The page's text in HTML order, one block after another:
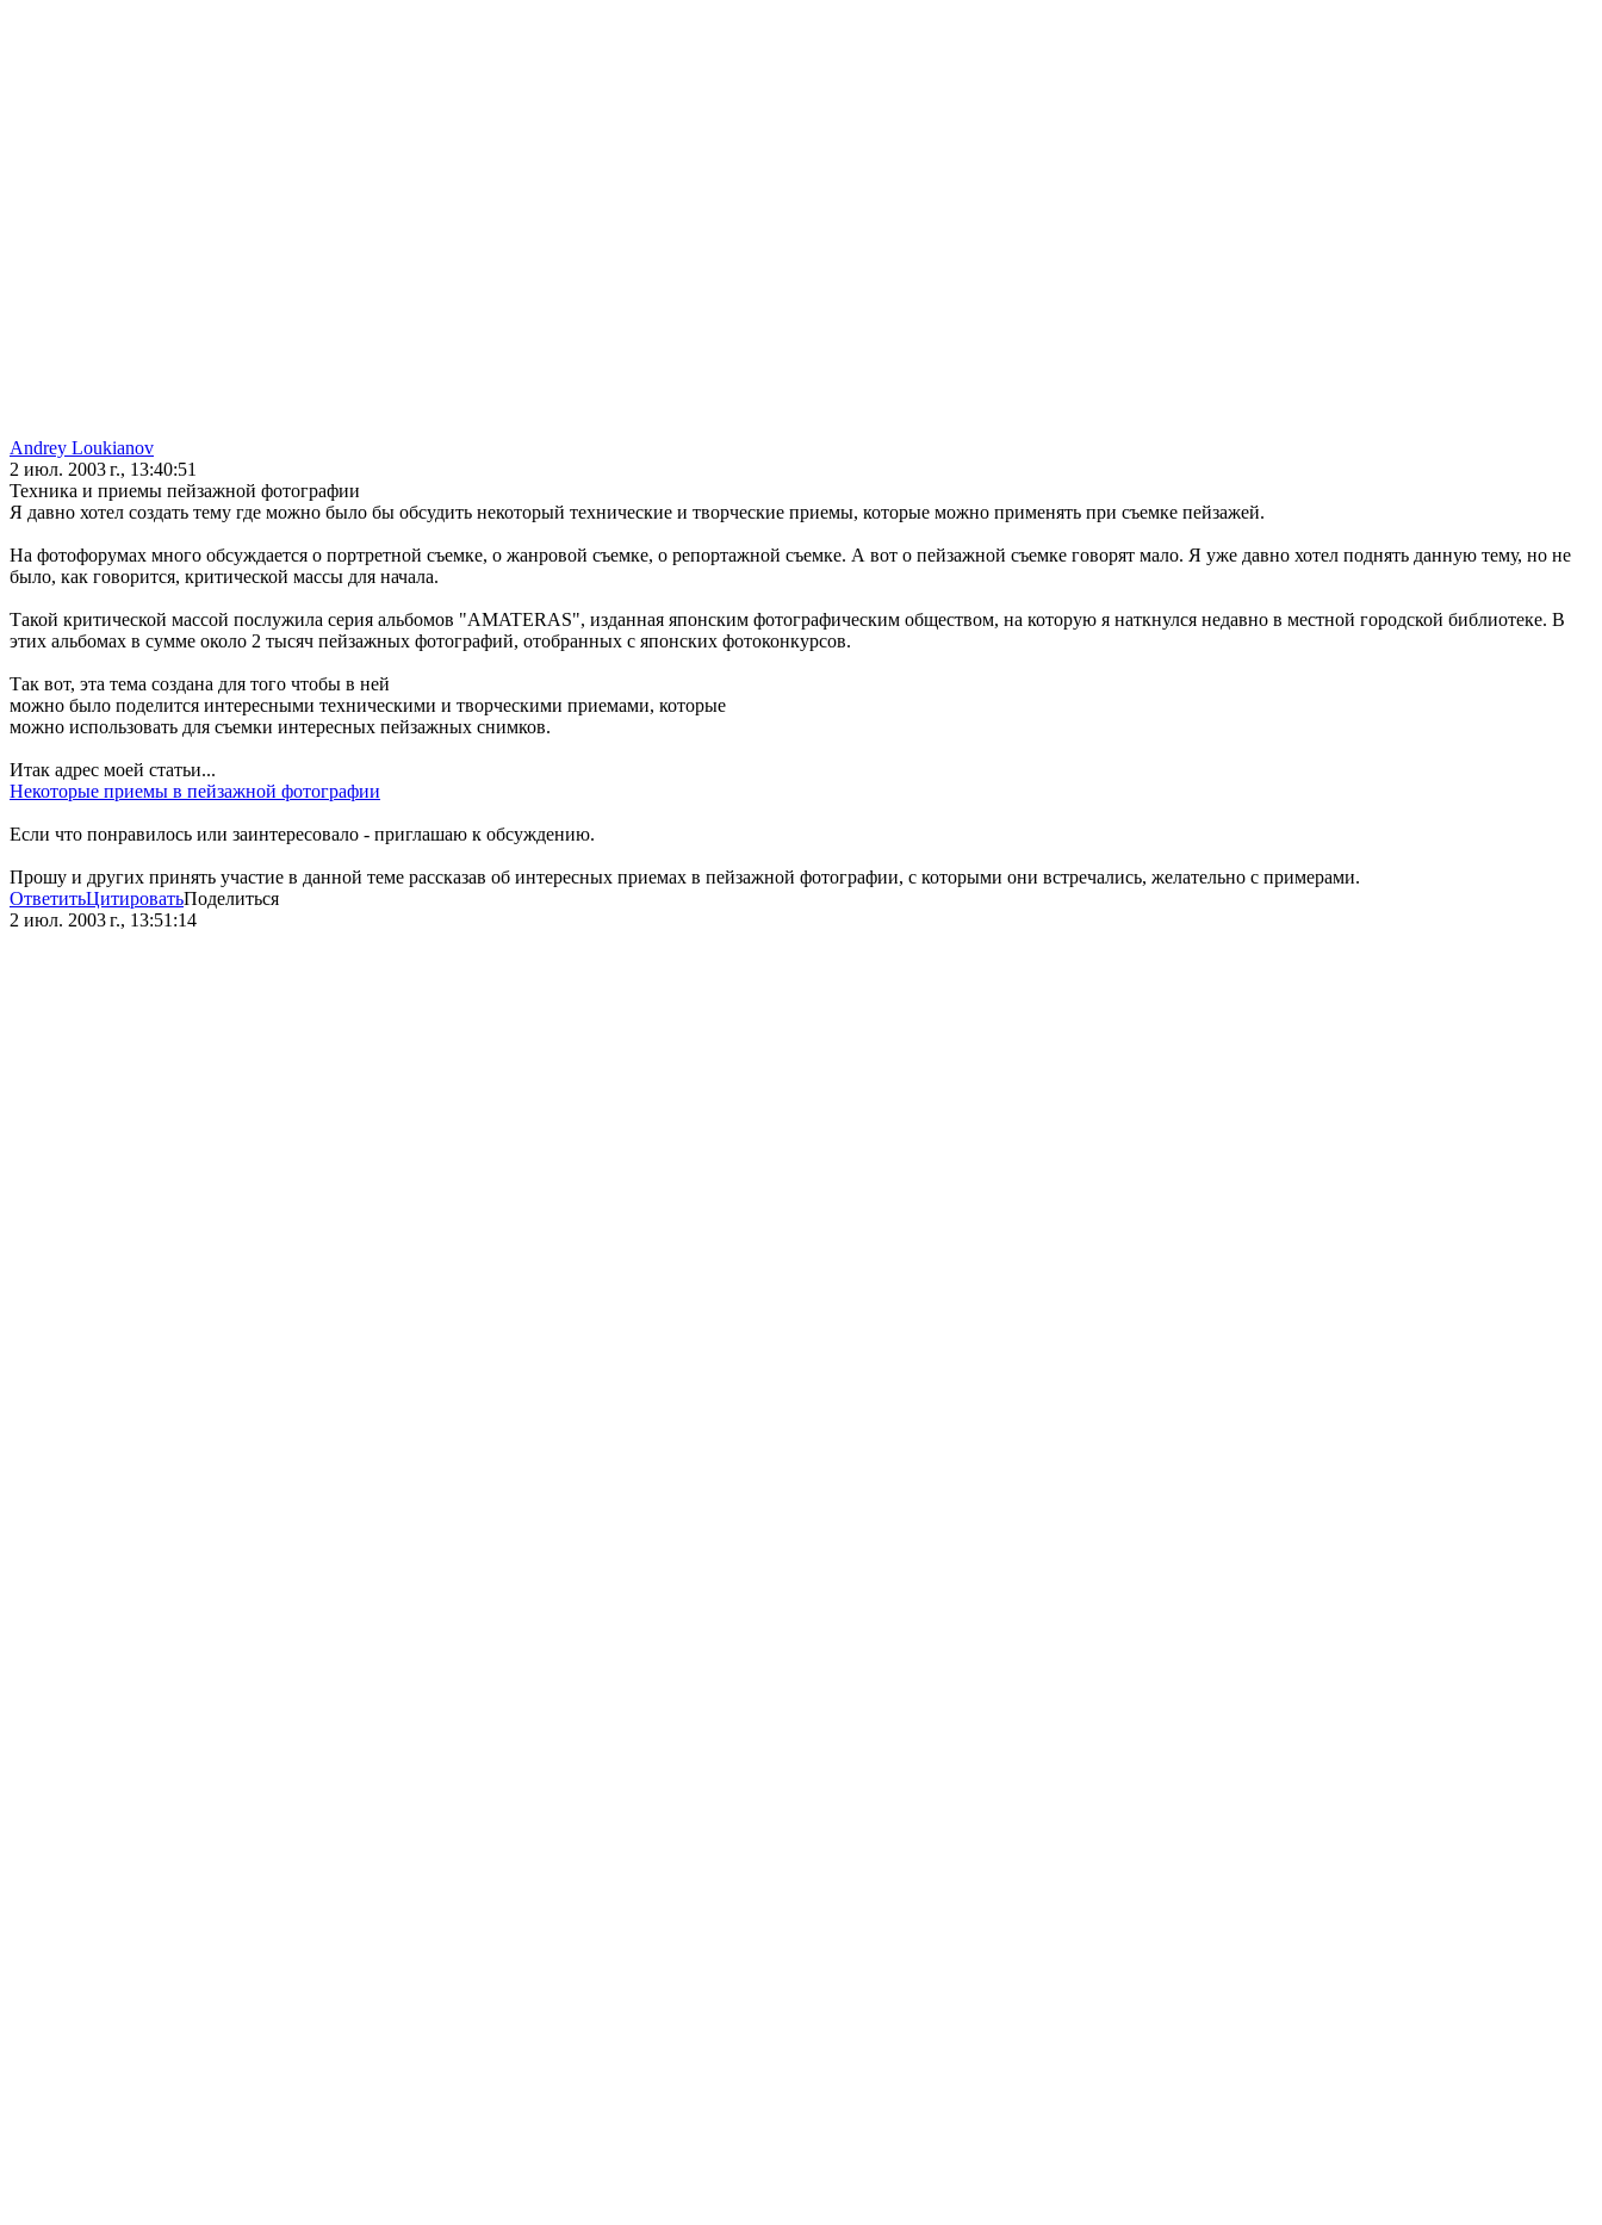
Andrey Loukianov
2 июл. 2003 г., 13:40:51
Техника и приемы пейзажной фотографии
Я давно хотел создать тему где можно было бы обсудить некоторый технические и творческие приемы, которые можно применять при съемке пейзажей.
На фотофорумах много обсуждается о портретной съемке, о жанровой съемке, о репортажной съемке. А вот о пейзажной съемке говорят мало. Я уже давно хотел поднять данную тему, но не
было, как говорится, критической массы для начала.
Такой критической массой послужила серия альбомов "AMATERAS", изданная японским фотографическим обществом, на которую я наткнулся недавно в местной городской библиотеке. В
этих альбомах в сумме около 2 тысяч пейзажных фотографий, отобранных с японских фотоконкурсов.
Так вот, эта тема создана для того чтобы в ней
можно было поделится интересными техническими и творческими приемами, которые
можно использовать для съемки интересных пейзажных снимков.
Итак адрес моей статьи...
Некоторые приемы в пейзажной фотографии
Если что понравилось или заинтересовало - приглашаю к обсуждению.
Прошу и других принять участие в данной теме рассказав об интересных приемах в пейзажной фотографии, с которыми они встречались, желательно с примерами.
ОтветитьЦитироватьПоделиться
2 июл. 2003 г., 13:51:14